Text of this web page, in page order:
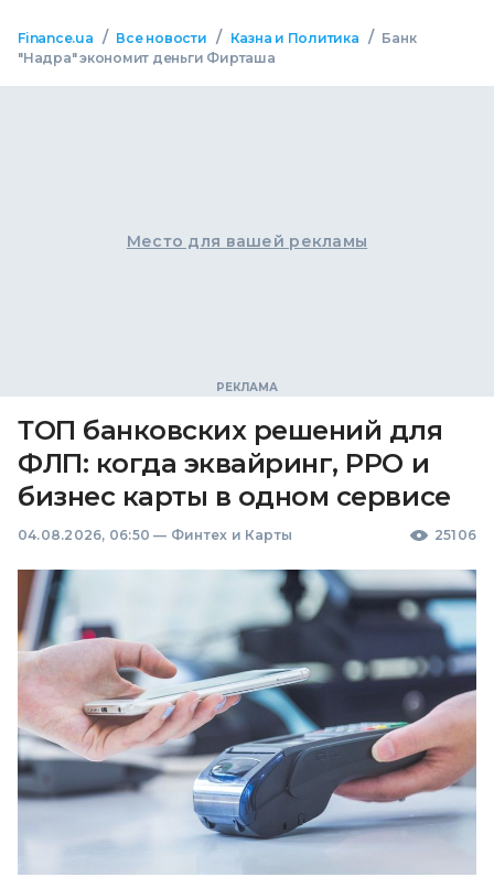
Finance.ua / Все новости / Казна и Политика / Банк
"Надра" экономит деньги Фирташа
Место для вашей рекламы
ТОП банковских решений для
ФЛП: когда эквайринг, РРО и
бизнес карты в одном сервисе
04.08.2026, 06:50 — Финтех и Карты 25106